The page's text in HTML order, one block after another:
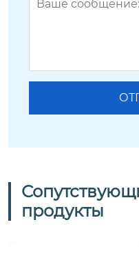
продукты